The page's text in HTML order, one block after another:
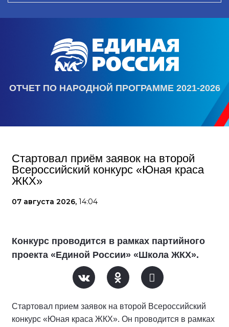
ОТЧЕТ ПО НАРОДНОЙ ПРОГРАММЕ 2021-2026
Стартовал приём заявок на второй
Всероссийский конкурс «Юная краса
ЖКХ»
07 августа 2026, 14:04
Конкурс проводится в рамках партийного
проекта «Единой России» «Школа ЖКХ».
Стартовал прием заявок на второй Всероссийский
конкурс «Юная краса ЖКХ». Он проводится в рамках